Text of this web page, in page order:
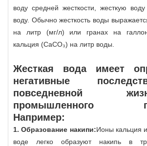
воду средней жесткости, жесткую
воду. Обычно жесткость воды
на литр (мг/л) или гранах на
кальция (CaCO₃) на литр воды.
Жесткая вода имеет
негативные
повседневной
промышленного
Например:
1. Образование накипи:Ионы кальция
воде легко образуют накипь в